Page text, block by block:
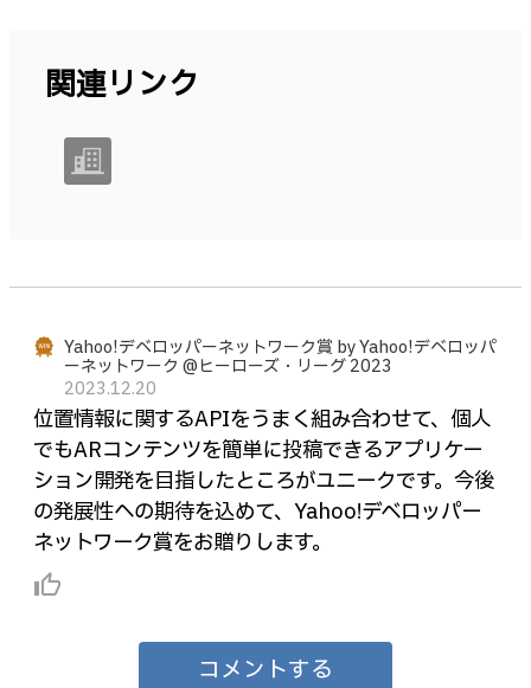
関連リンク
Yahoo!デベロッパーネットワーク賞 by Yahoo!デベロッパ
ーネットワーク @ヒーローズ・リーグ 2023
2023.12.20
位置情報に関するAPIをうまく組み合わせて、個人
でもARコンテンツを簡単に投稿できるアプリケー
ション開発を目指したところがユニークです。今後
の発展性への期待を込めて、Yahoo!デベロッパー
ネットワーク賞をお贈りします。
thumb_up_alt
コメントする